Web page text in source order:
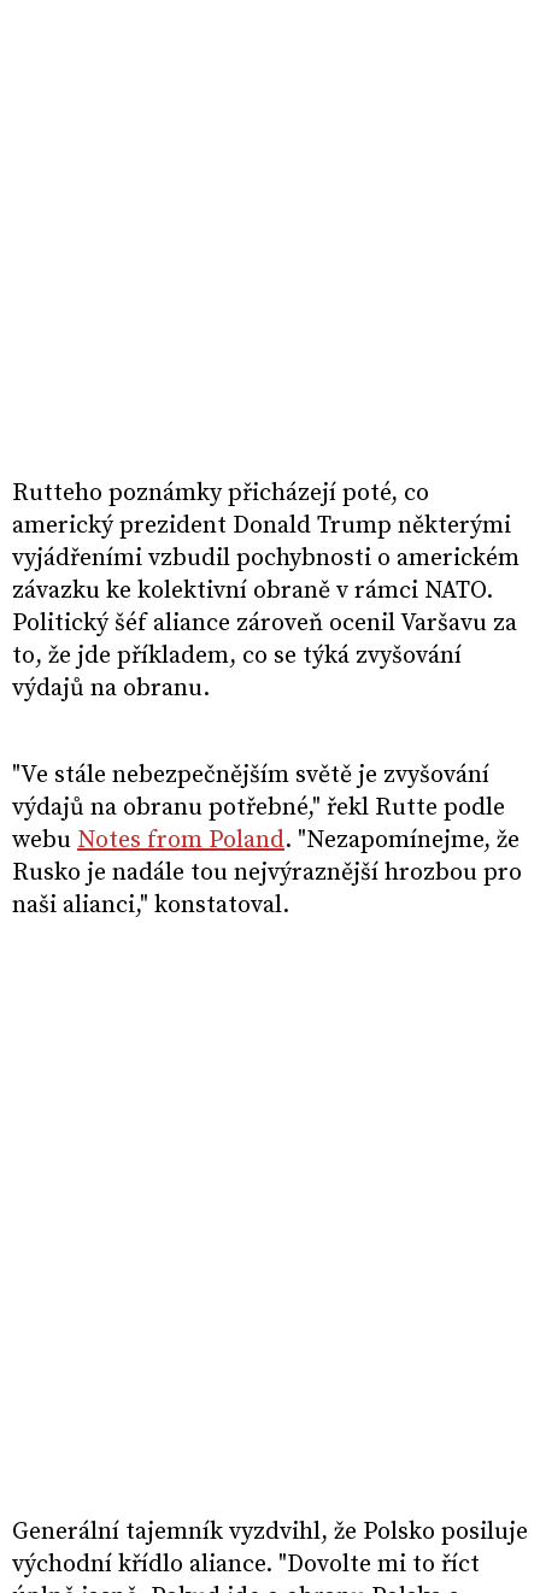
Rutteho poznámky přicházejí poté, co
americký prezident Donald Trump některými
vyjádřeními vzbudil pochybnosti o americkém
závazku ke kolektivní obraně v rámci NATO.
Politický šéf aliance zároveň ocenil Varšavu za
to, že jde příkladem, co se týká zvyšování
výdajů na obranu.
"Ve stále nebezpečnějším světě je zvyšování
výdajů na obranu potřebné," řekl Rutte podle
webu Notes from Poland. "Nezapomínejme, že
Rusko je nadále tou nejvýraznější hrozbou pro
naši alianci," konstatoval.
Generální tajemník vyzdvihl, že Polsko posiluje
východní křídlo aliance. "Dovolte mi to říct